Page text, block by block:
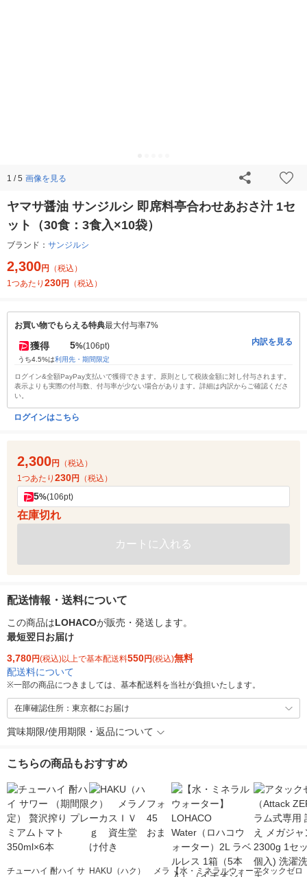
1 / 5 画像を見る
ヤマサ醤油 サンジルシ 即席料亭合わせあおさ汁 1セ
ット（30食：3食入×10袋）
ブランド： サンジルシ
2,300円
（税込）
1つあたり 230円 （税込）
お買い物でもらえる特典最大付与率7%
獲得 5%(106pt)
うち4.5%は利用先・期間限定
内訳を見る
ログイン&全額PayPay支払いで獲得できます。原則として税抜金額に対し付与されます。
表示よりも実際の付与数、付与率が少ない場合があります。詳細は内訳からご確認くださ
い。
ログインはこちら
2,300円
（税込）
1つあたり 230円 （税込）
5%(106pt)
在庫切れ
カートに入れる
配送情報・送料について
この商品はLOHACOが販売・発送します。
最短翌日お届け
3,780円(税込)以上で基本配送料550円(税込)無料
配送料について
※一部の商品につきましては、基本配送料を当社が負担いたします。
在庫確認住所：東京都にお届け
賞味期限/使用期限・返品について
こちらの商品もおすすめ
チューハイ 酎ハイ サ HAKU（ハク） メラ 【水・ミネラルウォーアタックゼロ